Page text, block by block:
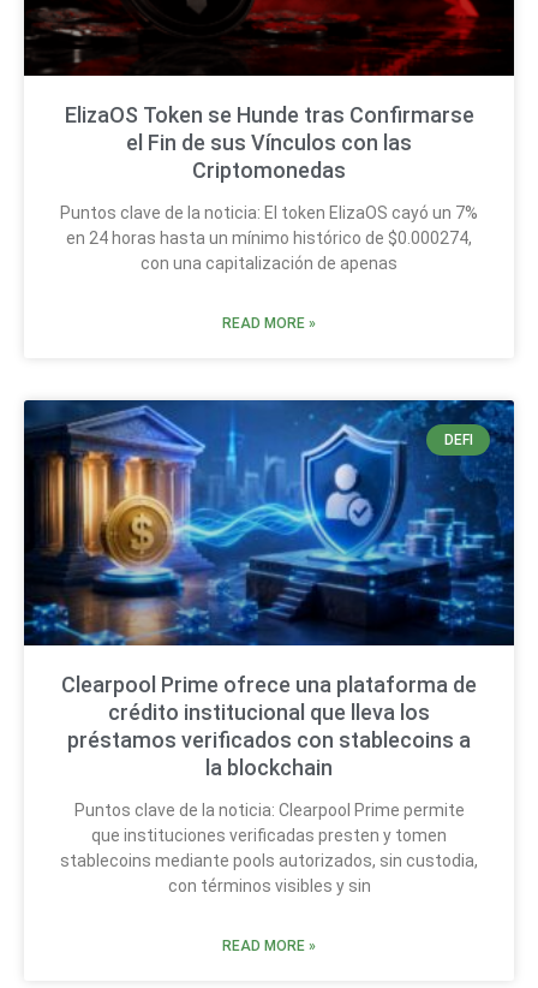
ElizaOS Token se Hunde tras Confirmarse
el Fin de sus Vínculos con las
Criptomonedas
Puntos clave de la noticia: El token ElizaOS cayó un 7%
en 24 horas hasta un mínimo histórico de $0.000274,
con una capitalización de apenas
READ MORE »
DEFI
Clearpool Prime ofrece una plataforma de
crédito institucional que lleva los
préstamos verificados con stablecoins a
la blockchain
Puntos clave de la noticia: Clearpool Prime permite
que instituciones verificadas presten y tomen
stablecoins mediante pools autorizados, sin custodia,
con términos visibles y sin
READ MORE »